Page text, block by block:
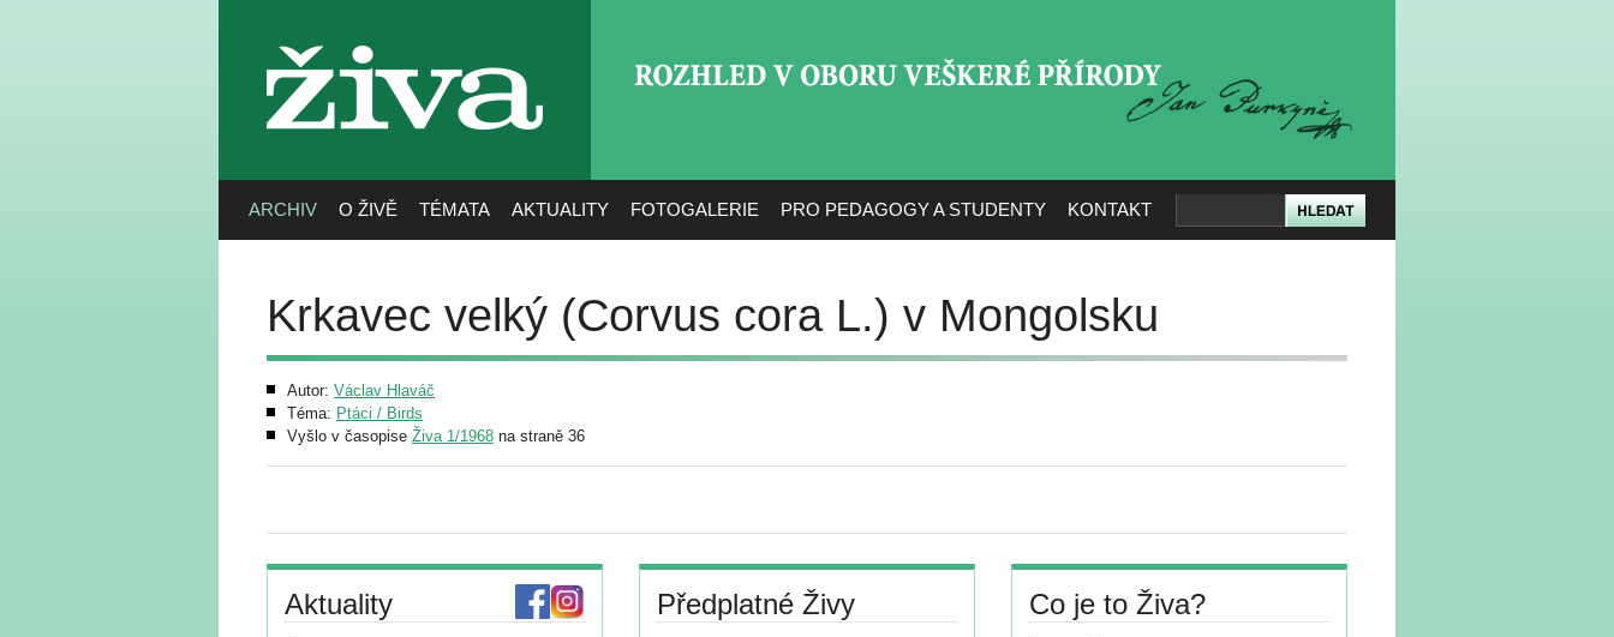
živa
ARCHIV O ŽIVĚ TÉMATA AKTUALITY FOTOGALERIE PRO PEDAGOGY A STUDENTY KONTAKT
Krkavec velký (Corvus cora L.) v Mongolsku
Autor: Václav Hlaváč
Téma: Ptáci / Birds
Vyšlo v časopise Živa 1/1968 na straně 36
Aktuality Předplatné Živy Co je to Živa?